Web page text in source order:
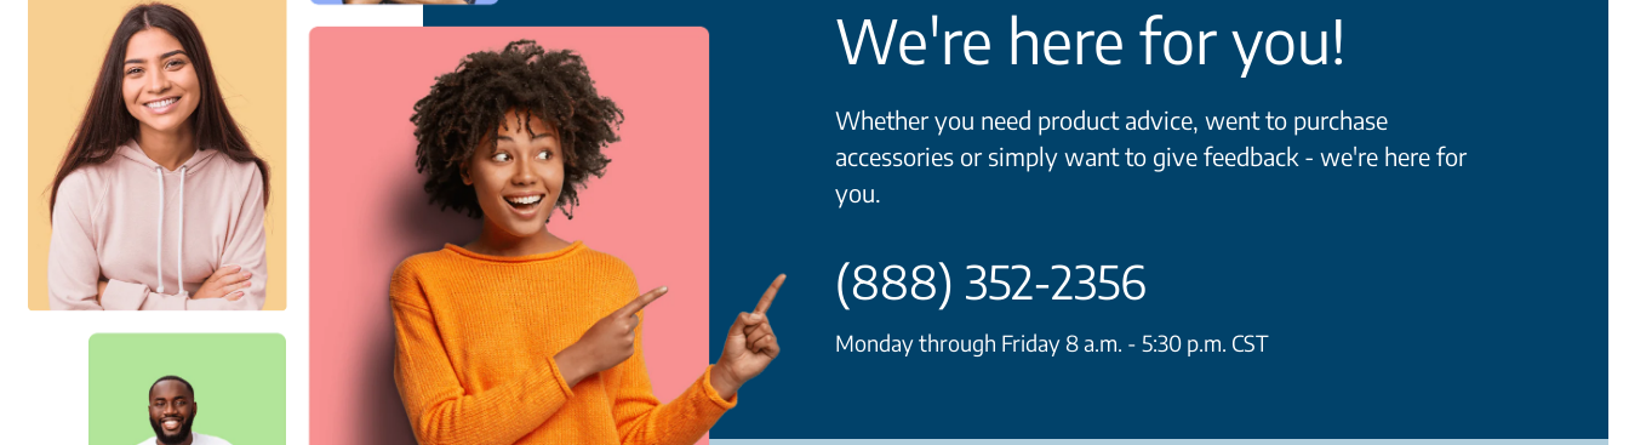
We're here for you!
Whether you need product advice, went to purchase
accessories or simply want to give feedback - we're here for
you.
(888) 352-2356
Monday through Friday 8 a.m. - 5:30 p.m. CST